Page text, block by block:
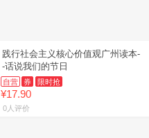
践行社会主义核心价值观广州读本-
-话说我们的节日
自营 券 限时抢
¥17.90
0人评价